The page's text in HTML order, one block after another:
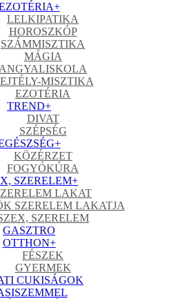
+
LELKIPATIKA
HOROSZKÓP
SZÁMMISZTIKA
MÁGIA
ANGYALISKOLA
MISZTIKA
EZOTÉRIA
TREND+
DIVAT
SZÉPSÉG
+
KÖZÉRZET
FOGYÓKÚRA
SZERELEM+
LAKAT
SZERELEM LAKATJA
SZERELEM
GASZTRO
OTTHON+
FÉSZEK
GYERMEK
CUKISÁGOK